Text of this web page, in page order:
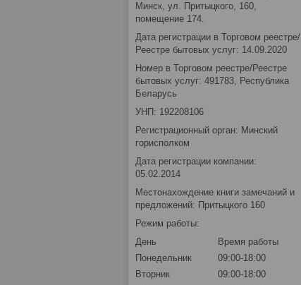
Минск, ул. Притыцкого, 160,
помещение 174.
Дата регистрации в Торговом реестре/
Реестре бытовых услуг: 14.09.2020
Номер в Торговом реестре/Реестре
бытовых услуг: 491783, Республика
Беларусь
УНП: 192208106
Регистрационный орган: Минский
горисполком
Дата регистрации компании:
05.02.2014
Местонахождение книги замечаний и
предложений: Притыцкого 160
Режим работы:
День
Время работы
Понедельник
09:00-18:00
Вторник
09:00-18:00